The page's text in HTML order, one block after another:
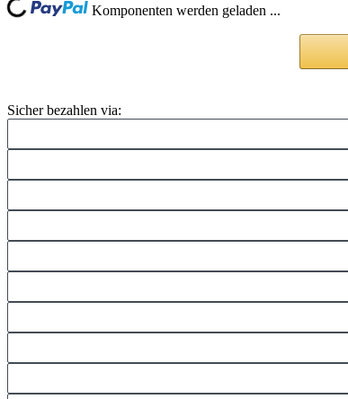
Komponenten werden geladen ...
Sicher bezahlen via: